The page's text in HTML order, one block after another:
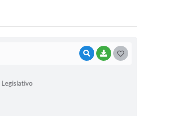
VISUALIZAR
BAIXAR
Legislativo